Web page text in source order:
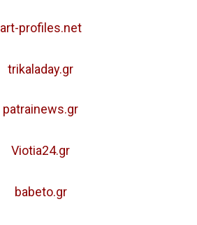
art-profiles.net
trikaladay.gr
patrainews.gr
Viotia24.gr
babeto.gr